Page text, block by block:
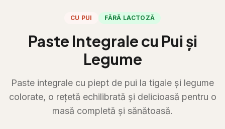
CU PUI FĂRĂ LACTOZĂ
Paste Integrale cu Pui și
Legume
Paste integrale cu piept de pui la tigaie și legume
colorate, o rețetă echilibrată și delicioasă pentru o
masă completă și sănătoasă.